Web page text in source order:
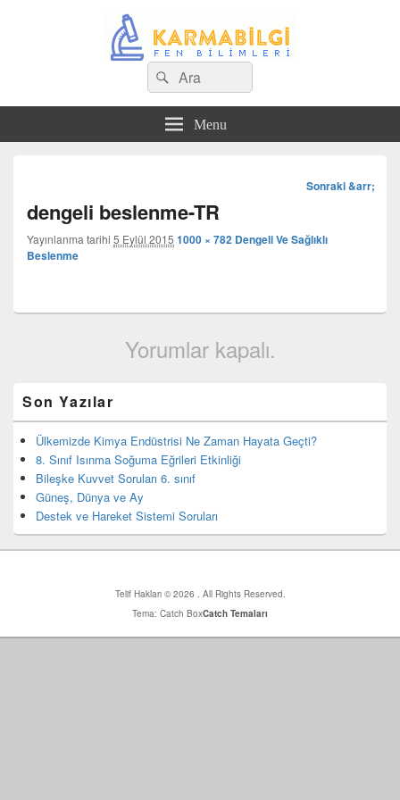
Search
for:
Ara
Menu
Görsel
Sonraki &arr;
dengeli beslenme-TR
Yayınlanma tarihi 5 Eylül 2015 1000 × 782 Dengeli Ve Sağlıklı
Beslenme
Yorumlar kapalı.
yan
bar
eklenti
bölgesi
Son Yazılar
Ülkemizde Kimya Endüstrisi Ne Zaman Hayata Geçti?
8. Sınıf Isınma Soğuma Eğrileri Etkinliği
Bileşke Kuvvet Soruları 6. sınıf
Güneş, Dünya ve Ay
Destek ve Hareket Sistemi Soruları
Telif Hakları © 2026 . All Rights Reserved.
Tema: Catch BoxCatch Temaları